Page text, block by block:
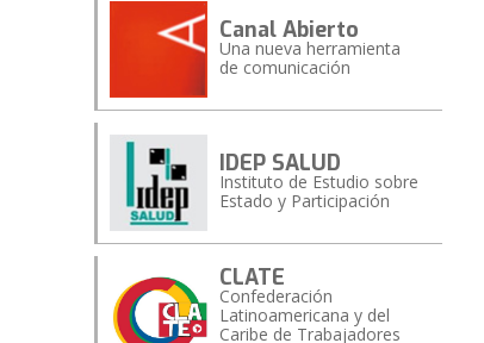
Canal Abierto
Una nueva herramienta
de comunicación
IDEP SALUD
Instituto de Estudio sobre
Estado y Participación
CLATE
Confederación
Latinoamericana y del
Caribe de Trabajadores